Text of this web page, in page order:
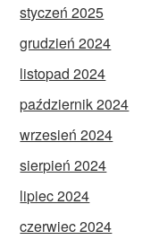
styczeń 2025
grudzień 2024
listopad 2024
październik 2024
wrzesień 2024
sierpień 2024
lipiec 2024
czerwiec 2024